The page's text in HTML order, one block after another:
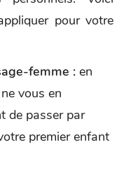
pour votre
femme : en
vous en
de passer par
premier enfant